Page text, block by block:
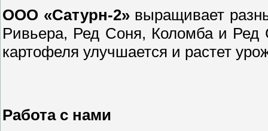
ООО «Сатурн-2»выращивает
Ривьера, Ред Соня, Коломба и Ред
картофеля улучшается и растет
Работа с нами